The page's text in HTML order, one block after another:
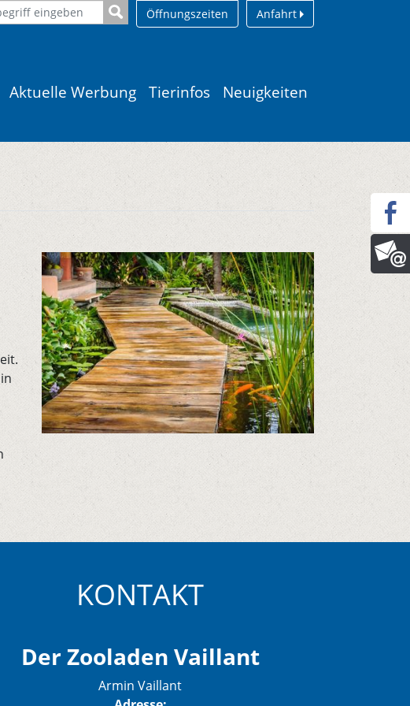
Öffnungszeiten Anfahrt
Aktuelle Werbung Tierinfos Neuigkeiten
KONTAKT
Der Zooladen Vaillant
Armin Vaillant